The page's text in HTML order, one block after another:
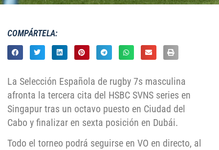
COMPÁRTELA:
La Selección Española de rugby 7s masculina
afronta la tercera cita del HSBC SVNS series en
Singapur tras un octavo puesto en Ciudad del
Cabo y finalizar en sexta posición en Dubái.
Todo el torneo podrá seguirse en VO en directo, al